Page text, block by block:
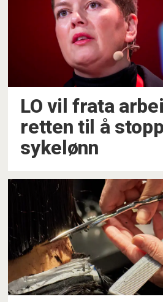
LO vil frata
retten til å
sykelønn